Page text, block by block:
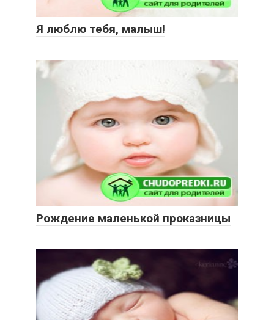
Я люблю тебя, малыш!
Рождение маленькой проказницы